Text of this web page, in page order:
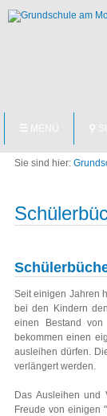
NAVIGATION
☰ MENÜ ⚲
Seit einigen Jahren
bei den Kindern
einen Bestand
bekommen einen
ausleihen dürfen.
verlängert werden.
Das Ausleihen und
Freude von einigen